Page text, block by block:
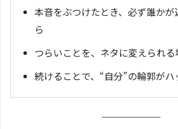
本音をぶつけたとき、必ず誰か
ら
つらいことを、ネタに変えられ
続けることで、“自分”の輪郭が